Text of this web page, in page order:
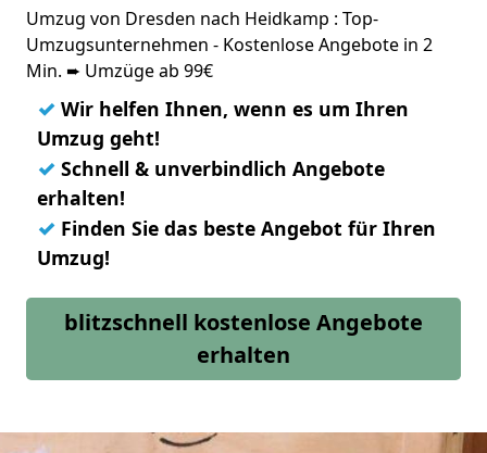
Umzug von Dresden nach Heidkamp : Top-
Umzugsunternehmen - Kostenlose Angebote in 2
Min. ➨ Umzüge ab 99€
✓ Wir helfen Ihnen, wenn es um Ihren
Umzug geht!
✓ Schnell & unverbindlich Angebote
erhalten!
✓ Finden Sie das beste Angebot für Ihren
Umzug!
blitzschnell kostenlose Angebote
erhalten